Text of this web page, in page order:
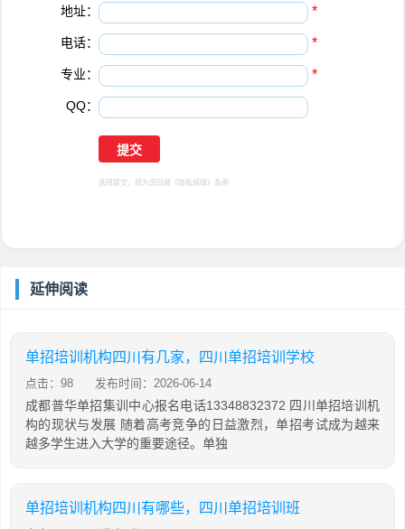
地址： *
电话： *
专业： *
QQ：
选择提交，视为您同意 《隐私保障》 条例
延伸阅读
单招培训机构四川有几家，四川单招培训学校
点击：98 发布时间：2026-06-14
成都普华单招集训中心报名电话13348832372 四川单招培训机
构的现状与发展 随着高考竞争的日益激烈，单招考试成为越来
越多学生进入大学的重要途径。单独
单招培训机构四川有哪些，四川单招培训班